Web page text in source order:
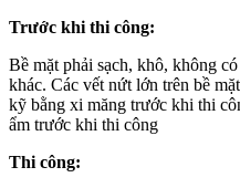
Trước khi thi công:
Bề mặt phải sạch, khô, không
khác. Các vết nứt lớn trên bề
kỹ bằng xi măng trước khi thi
ẩm trước khi thi công
Thi công: